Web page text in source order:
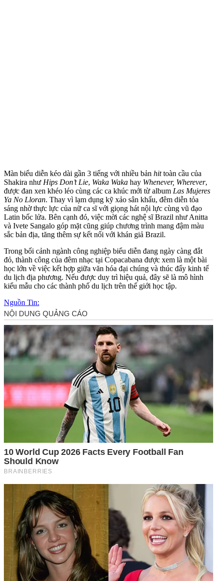
Màn biểu diễn kéo dài gần 3 tiếng với nhiều bản hittoàn cầu của
Shakira như Hips Don’t Lie, Waka Waka hay Whenever, Wherever,
được đan xen khéo léo cùng các ca khúc mới từ album Las Mujeres
Ya No Lloran. Thay vì lạ‌m dụn‌g kỹ xảo sân khấu, đêm diễn tỏa
sáng nhờ thực lực của nữ ca sĩ với giọng hát nội lực cùng vũ đạo
Latin bốc lửa. Bên cạnh đó, việc mời các nghệ sĩ Brazil như Anitta
và Ivete Sangalo góp mặt cũng giúp chương trình mang đậm màu
sắc bản địa, tăng thêm sự kết nối với khán giả Brazil.
Trong bối cảnh ngành công nghiệp biểu diễn đang ngày càng đắt
đỏ, thành công của đêm nhạc tại Copacabana được xem là một bài
học lớn về việc kết hợp giữa văn hóa đại chúng và thúc đẩy kinh tế
du lịch địa phương. Nếu được duy trì hiệu quả, đây sẽ là mô hình
kiểu mẫu cho các thành phố du lịch trên thế giới học tập.
Nguồn Tin: